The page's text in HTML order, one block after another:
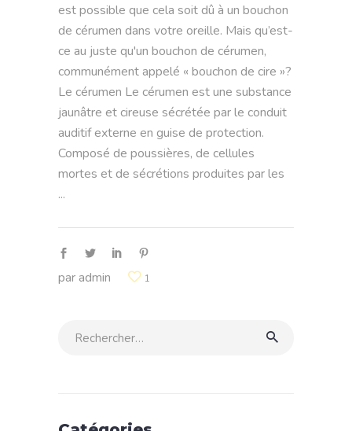
est possible que cela soit dû à un bouchon
de cérumen dans votre oreille. Mais qu’est-
ce au juste qu'un bouchon de cérumen,
communément appelé « bouchon de cire »?
Le cérumen Le cérumen est une substance
jaunâtre et cireuse sécrétée par le conduit
auditif externe en guise de protection.
Composé de poussières, de cellules
mortes et de sécrétions produites par les
paradmin 1
Rechercher: